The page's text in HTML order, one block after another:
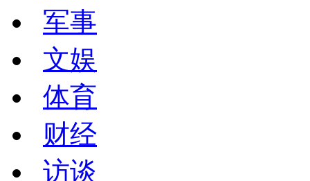
军事
文娱
体育
财经
访谈